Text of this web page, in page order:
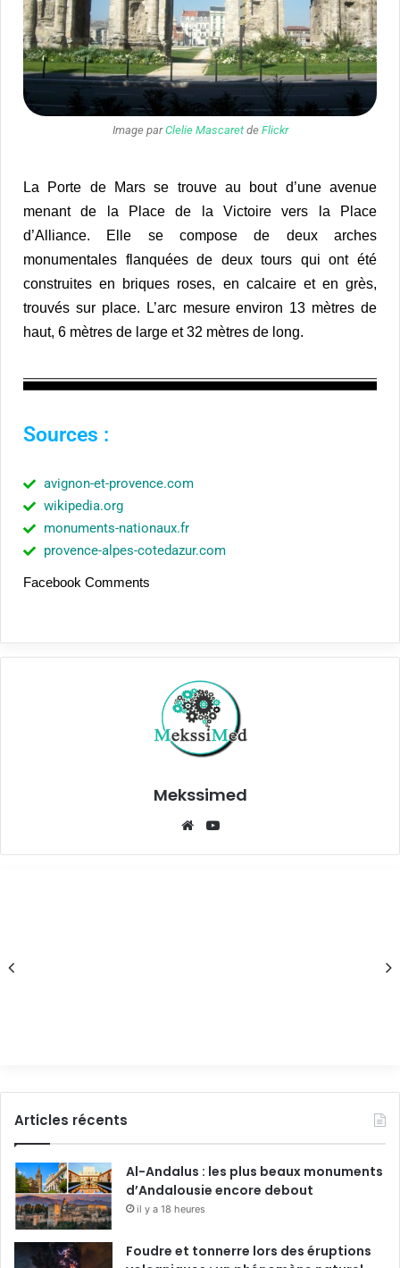
Image parClelie Mascaretde Flickr
La Porte de Mars se trouve au bout d’une avenue
menant de la Place de la Victoire vers la Place
d’Alliance. Elle se compose de deux arches
monumentales flanquées de deux tours qui ont été
construites en briques roses, en calcaire et en grès,
trouvés sur place. L’arc mesure environ 13 mètres de
haut, 6 mètres de large et 32 mètres de long.
Sources :
avignon-et-provence.com
wikipedia.org
monuments-nationaux.fr
provence-alpes-cotedazur.com
Facebook Comments
Mekssimed
Articles récents
Al-Andalus : les plus beaux monuments
d’Andalousie encore debout
il y a 18 heures
Foudre et tonnerre lors des éruptions